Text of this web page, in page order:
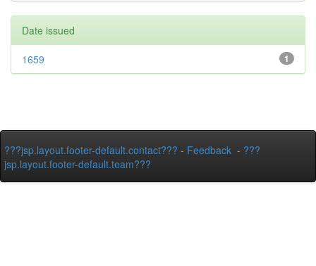
Date issued
1
1659
???jsp.layout.footer-default.contact??? - Feedback - ???
jsp.layout.footer-default.team???